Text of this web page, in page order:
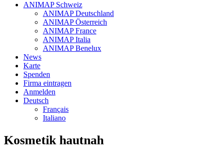
ANIMAP Schweiz
ANIMAP Deutschland
ANIMAP Österreich
ANIMAP France
ANIMAP Italia
ANIMAP Benelux
News
Karte
Spenden
Firma eintragen
Anmelden
Deutsch
Français
Italiano
Kosmetik hautnah